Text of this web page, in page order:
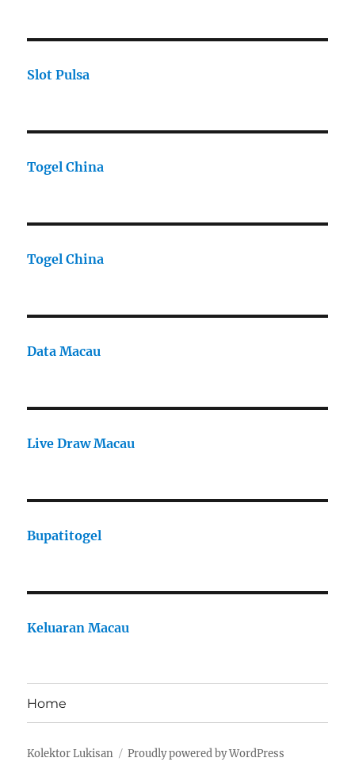
Slot Pulsa
Togel China
Togel China
Data Macau
Live Draw Macau
Bupatitogel
Keluaran Macau
Home
Kolektor Lukisan Proudly powered by WordPress